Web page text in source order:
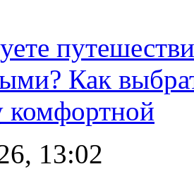
Как
комфортной
13:02